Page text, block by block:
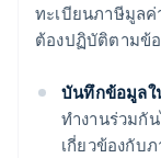
ทะเบียนภาษีมูลค่
ต้องปฏิบัติตามข้
บันทึกข้อมูล
ทำงานร่วมกั
เกี่ยวข้องกับ